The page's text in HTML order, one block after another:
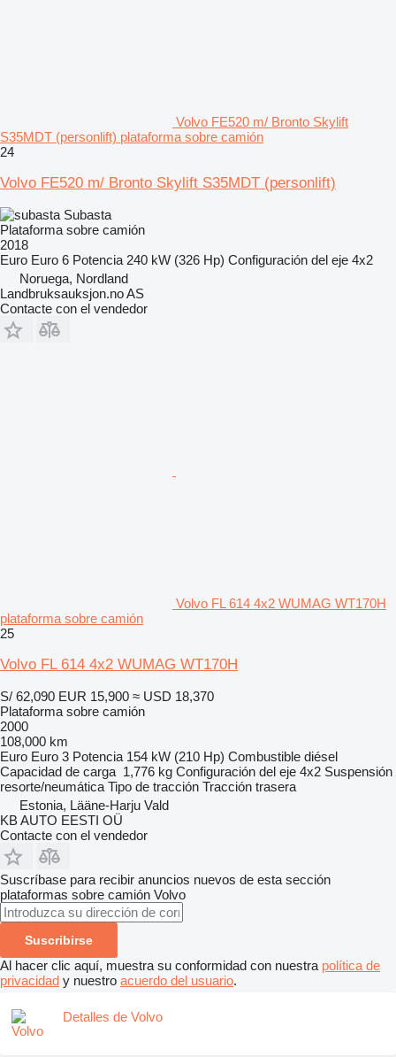
Volvo FE520 m/ Bronto Skylift
S35MDT (personlift) plataforma sobre camión
24
Volvo FE520 m/ Bronto Skylift S35MDT (personlift)
Subasta
Plataforma sobre camión
2018
Euro Euro 6 Potencia 240 kW (326 Hp) Configuración del eje 4x2
Noruega, Nordland
Landbruksauksjon.no AS
Contacte con el vendedor
Volvo FL 614 4x2 WUMAG WT170H
plataforma sobre camión
25
Volvo FL 614 4x2 WUMAG WT170H
S/ 62,090 EUR 15,900 ≈ USD 18,370
Plataforma sobre camión
2000
108,000 km
Euro Euro 3 Potencia 154 kW (210 Hp) Combustible diésel
Capacidad de carga 1,776 kg Configuración del eje 4x2 Suspensión
resorte/neumática Tipo de tracción Tracción trasera
Estonia, Lääne-Harju Vald
KB AUTO EESTI OÜ
Contacte con el vendedor
Suscríbase para recibir anuncios nuevos de esta sección
plataformas sobre camión Volvo
Suscribirse
Al hacer clic aquí, muestra su conformidad con nuestra política de
privacidad y nuestro acuerdo del usuario.
Detalles de Volvo